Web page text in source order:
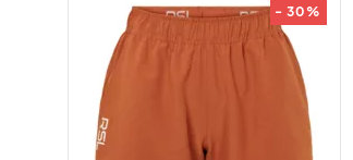
- 30%